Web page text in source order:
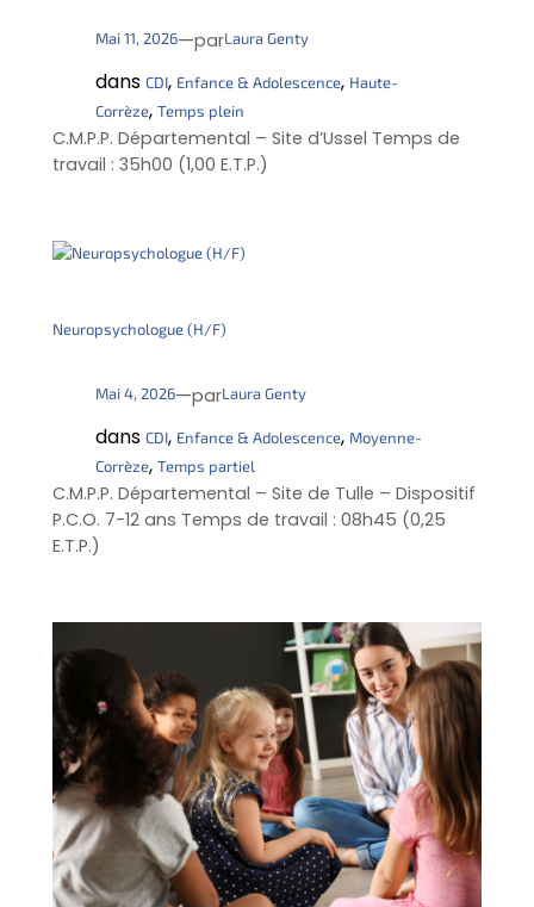
Mai 11, 2026—parLaura Genty
dans CDI, Enfance & Adolescence, Haute-
Corrèze, Temps plein
C.M.P.P. Départemental – Site d’Ussel Temps de
travail : 35h00 (1,00 E.T.P.)
Neuropsychologue (H/F)
Mai 4, 2026—parLaura Genty
dans CDI, Enfance & Adolescence, Moyenne-
Corrèze, Temps partiel
C.M.P.P. Départemental – Site de Tulle – Dispositif
P.C.O. 7-12 ans Temps de travail : 08h45 (0,25
E.T.P.)